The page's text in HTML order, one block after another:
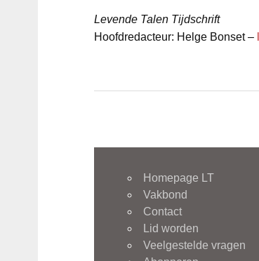
Levende Talen Tijdschrift
Hoofdredacteur: Helge Bonset –
Homepage LT
Vakbond
Contact
Lid worden
Veelgestelde vragen